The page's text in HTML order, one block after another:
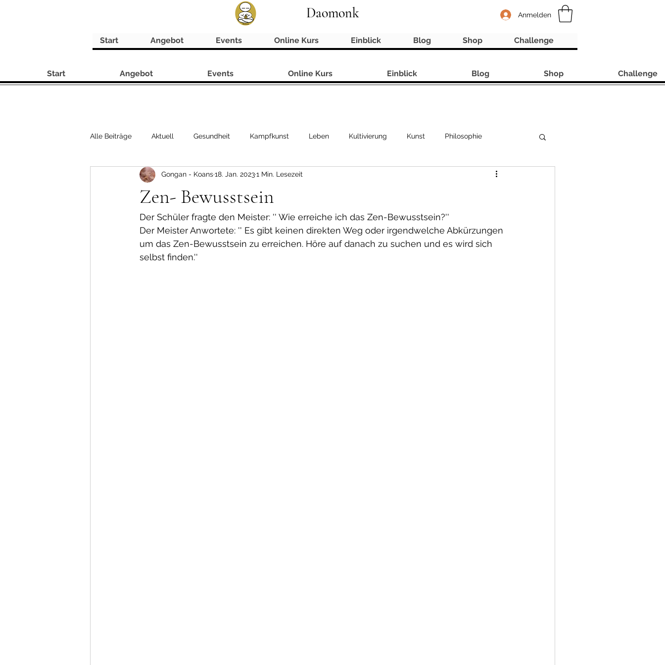
Daomonk Anmelden
Start Angebot Events Online Kurs Einblick Blog Shop Challenge
Alle Beiträge Aktuell Gesundheit Kampfkunst Leben Kultivierung Kunst Philosophie
Zen- Bewusstsein
Gongan - Koans18. Jan. 20231 Min. Lesezeit
Der Schüler fragte den Meister: '' Wie erreiche ich das Zen-Bewusstsein?''
Der Meister Anwortete: '' Es gibt keinen direkten Weg oder irgendwelche Abkürzungen
um das Zen-Bewusstsein zu erreichen. Höre auf danach zu suchen und es wird sich
selbst finden.''
Start Angebot Events Online Kurs Einblick Blog Shop Challenge